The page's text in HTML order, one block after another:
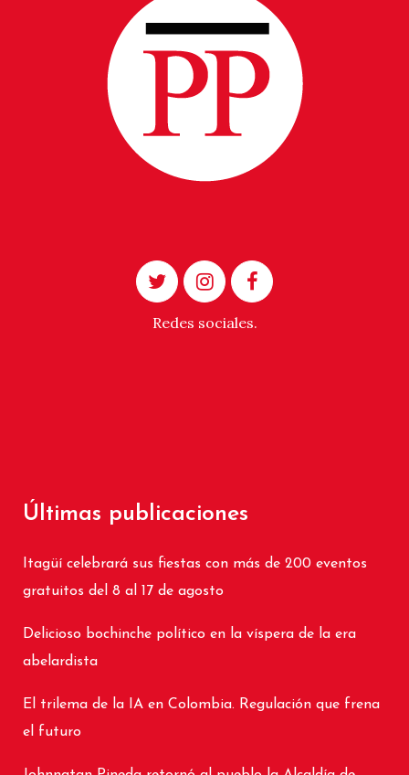
Redes sociales.
Últimas publicaciones
Itagüí celebrará sus fiestas con más de 200 eventos
gratuitos del 8 al 17 de agosto
Delicioso bochinche político en la víspera de la era
abelardista
El trilema de la IA en Colombia. Regulación que frena
el futuro